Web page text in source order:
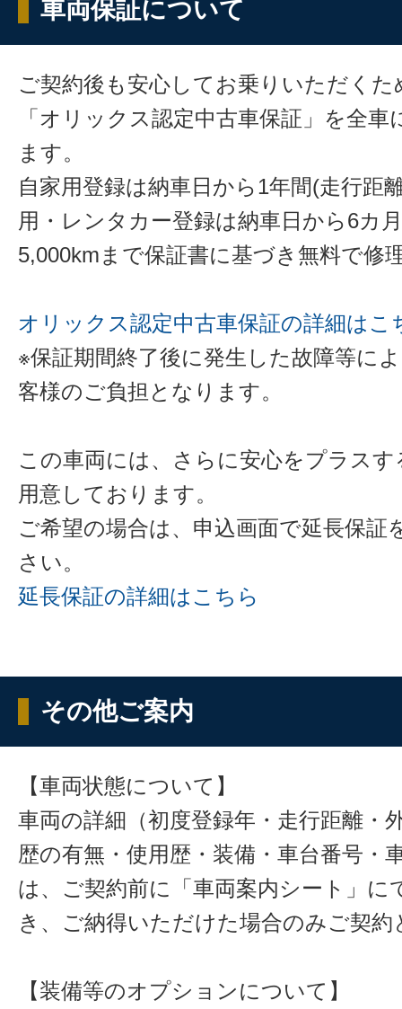
車両保証について
ご契約後も安心してお乗りいただくた
「オリックス認定中古車保証」を全
ます。
自家用登録は納車日から1年間(走行距
用・レンタカー登録は納車日から6カ
5,000kmまで保証書に基づき無料で修
オリックス認定中古車保証の詳細はこ
※保証期間終了後に発生した故障等に
客様のご負担となります。
この車両には、さらに安心をプラス
用意しております。
ご希望の場合は、申込画面で延長保証
さい。
延長保証の詳細はこちら
その他ご案内
【車両状態について】
車両の詳細（初度登録年・走行距離・
歴の有無・使用歴・装備・車台番号・
は、ご契約前に「車両案内シート」に
き、ご納得いただけた場合のみご契約
【装備等のオプションについて】